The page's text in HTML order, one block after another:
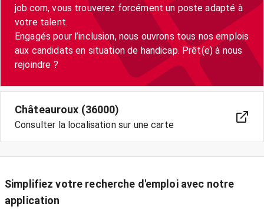
job.com, vous trouverez forcément un poste adapté à
votre talent.
Engagés pour l’inclusion, nous ouvrons tous nos emplois
aux candidats en situation de handicap. Prêt(e) à nous
rejoindre ?
Châteauroux (36000)
Consulter la localisation sur une carte
Simplifiez votre recherche d'emploi avec notre
application